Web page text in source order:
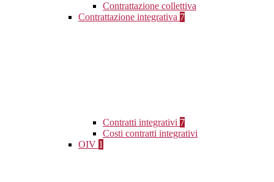
Contrattazione collettiva
Contrattazione integrativa 7
Contratti integrativi 7
Costi contratti integrativi
OIV 1